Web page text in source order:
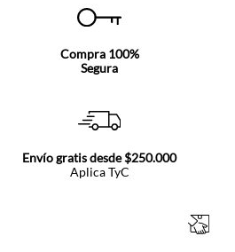
Compra 100%
Segura
Envío gratis desde $250.000
Aplica TyC